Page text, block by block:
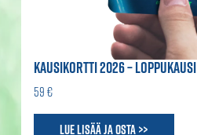
KAUSIKORTTI 2026 – LOPPUKAUSI
59 €
Lue lisää ja osta >>